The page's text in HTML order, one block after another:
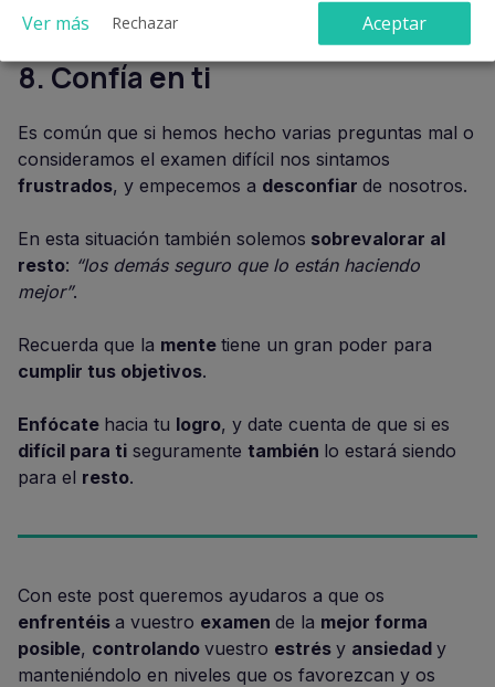
8.Confía en ti
Es común que si hemos hecho varias preguntas mal o
consideramos el examen difícil nos sintamos
frustrados, y empecemos a desconfiar de nosotros.
En esta situación también solemos sobrevalorar al
resto: “los demás seguro que lo están haciendo
mejor”.
Recuerda que la mente tiene un gran poder para
cumplir tus objetivos.
Enfócate hacia tu logro, y date cuenta de que si es
difícil para ti seguramente también lo estará siendo
para el resto.
Con este post queremos ayudaros a que os
enfrentéis a vuestro examen de la mejor forma
posible, controlando vuestro estrés y ansiedad y
manteniéndolo en niveles que os favorezcan y os
Ver más Rechazar Aceptar